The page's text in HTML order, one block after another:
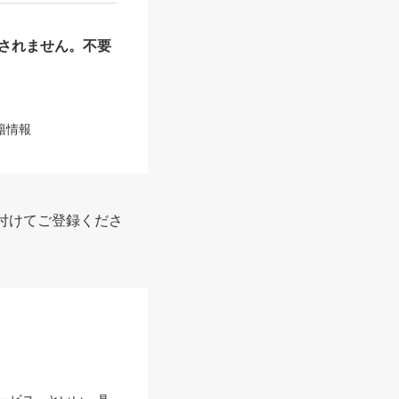
れません。不要
情報
けてご登録くださ